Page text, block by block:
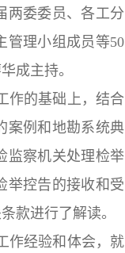
两委委员、各工分
管理小组成员等50
成主持。
作的基础上，结合
案例和地勘系统典
监察机关处理检举
举控告的接收和受
款进行了解读。
经验和体会，就